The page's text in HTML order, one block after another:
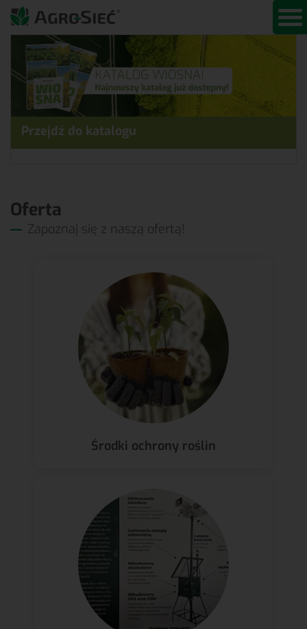
Przejdź do katalogu
Oferta
Zapoznaj się z naszą ofertą!
Środki ochrony roślin